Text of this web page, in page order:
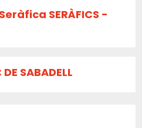
SERÀFICS -
SABADELL